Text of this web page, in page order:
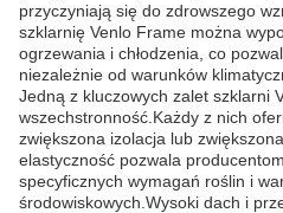
przyczyniają się do zdrowszego
szklarnię Venlo Frame można
ogrzewania i chłodzenia, co
niezależnie od warunków
Jedną z kluczowych zalet szklarni
wszechstronność.Każdy z nich
zwiększona izolacja lub
elastyczność pozwala
specyficznych wymagań roślin i
środowiskowych.Wysoki dach i